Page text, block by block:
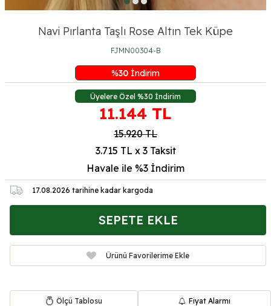
Navi Pırlanta Taşlı Rose Altın Tek Küpe
FJMN00304-B
%30 İndirim
Üyelere Özel %30 İndirim
11.144 TL
15.920TL
3.715 TL x 3 Taksit
Havale ile %3 İndirim
17.08.2026 tarihine kadar kargoda
SEPETE EKLE
Ürünü Favorilerime Ekle
Ölçü Tablosu Fiyat Alarmı